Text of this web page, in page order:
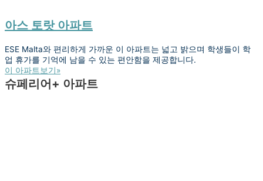
아스 토랏 아파트
ESE Malta와 편리하게 가까운 이 아파트는 넓고 밝으며 학생들이 학
업 휴가를 기억에 남을 수 있는 편안함을 제공합니다.
이 아파트보기»
슈페리어+ 아파트